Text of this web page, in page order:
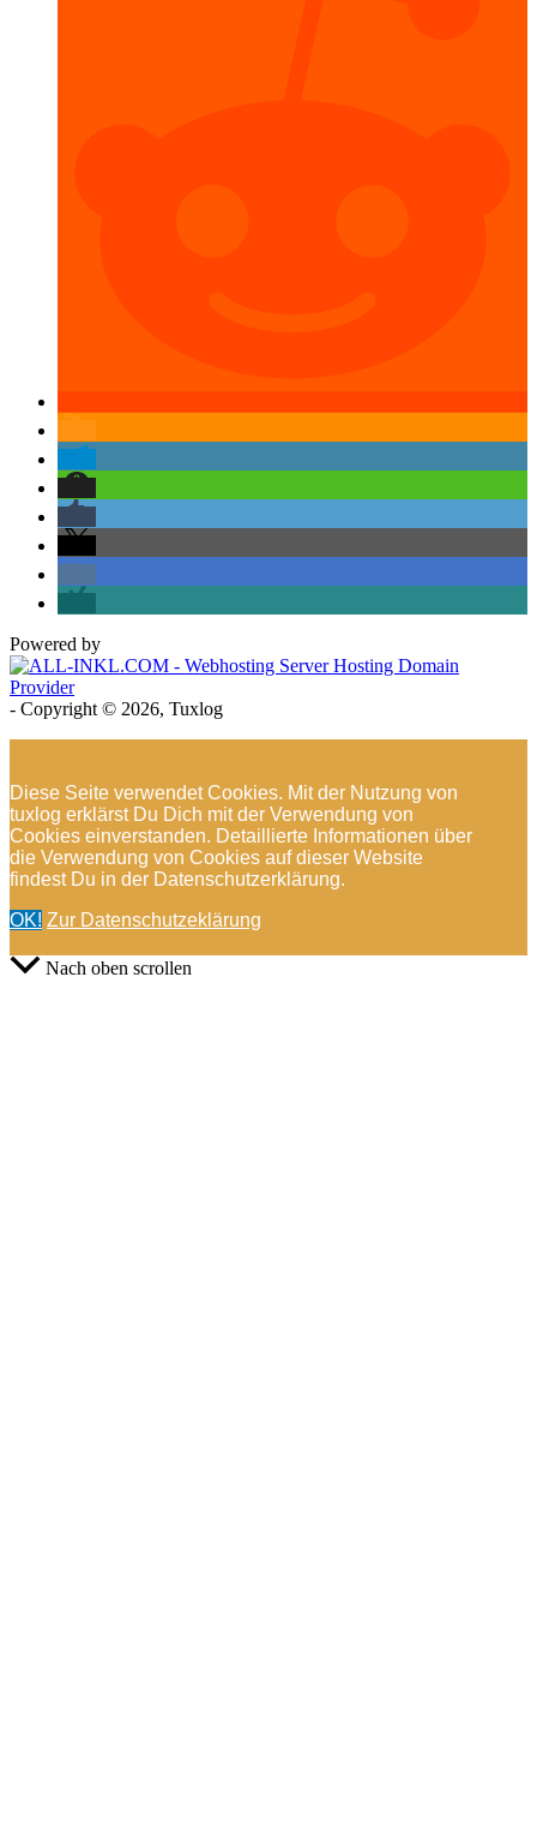
Powered by
- Copyright © 2026, Tuxlog
Diese Seite verwendet Cookies. Mit der Nutzung von
tuxlog erklärst Du Dich mit der Verwendung von
Cookies einverstanden. Detaillierte Informationen über
die Verwendung von Cookies auf dieser Website
findest Du in der Datenschutzerklärung.
OK! Zur Datenschutzeklärung
Nach oben scrollen